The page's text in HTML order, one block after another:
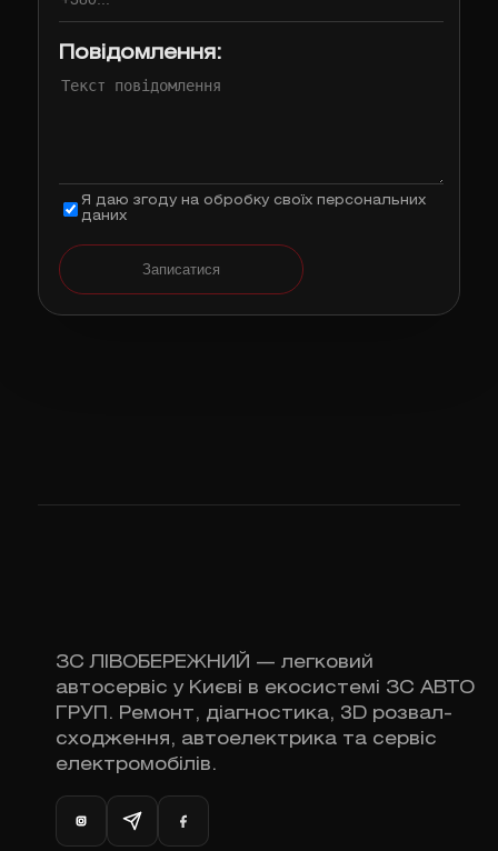
Повідомлення:
Я даю згоду на обробку своїх персональних
даних
Записатися
ЗС ЛІВОБЕРЕЖНИЙ — легковий
автосервіс у Києві в екосистемі ЗС АВТО
ГРУП. Ремонт, діагностика, 3D розвал-
сходження, автоелектрика та сервіс
електромобілів.